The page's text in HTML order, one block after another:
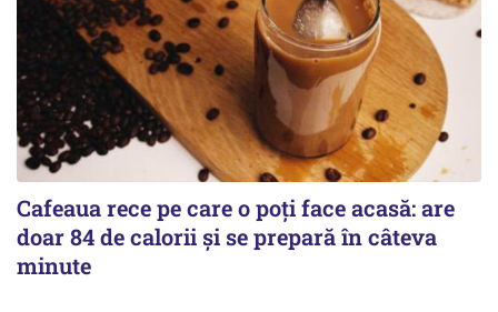
Cafeaua rece pe care o poți face acasă: are
doar 84 de calorii și se prepară în câteva
minute